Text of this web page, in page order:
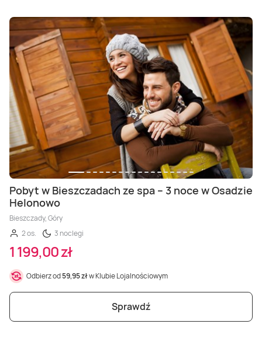
Pobyt w Bieszczadach ze spa – 3 noce w Osadzie
Helonowo
Bieszczady, Góry
2 os.
3 noclegi
1 199,00 zł
Odbierz od59,95 złw Klubie Lojalnościowym
Sprawdź